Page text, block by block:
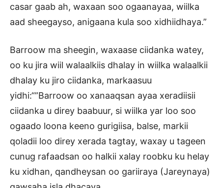
casar gaab ah, waxaan soo ogaanayaa, wiilka
aad sheegayso, anigaana kula soo xidhiidhaya.”
Barroow ma sheegin, waxaase ciidanka watey,
oo ku jira wiil walaalkiis dhalay in wiilka walaalkii
dhalay ku jiro ciidanka, markaasuu
yidhi:“”Barroow oo xanaaqsan ayaa xeradiisii
ciidanka u direy baabuur, si wiilka yar loo soo
ogaado loona keeno gurigiisa, balse, markii
qoladii loo direy xerada tagtay, waxay u tageen
cunug rafaadsan oo halkii xalay roobku ku helay
ku xidhan, qandheysan oo gariiraya (Jareynaya)